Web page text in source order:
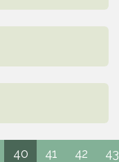
40 41 42 43